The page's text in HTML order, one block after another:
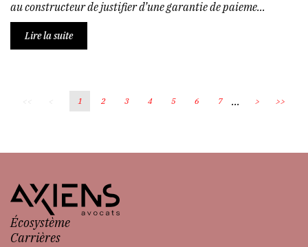
au constructeur de justifier d’une garantie de paieme...
Lire la suite
1 2 3 4 5 6 7 ... > >>
Écosystème
Carrières